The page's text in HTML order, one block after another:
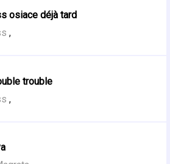
osiace déjà tard
,
trouble
,